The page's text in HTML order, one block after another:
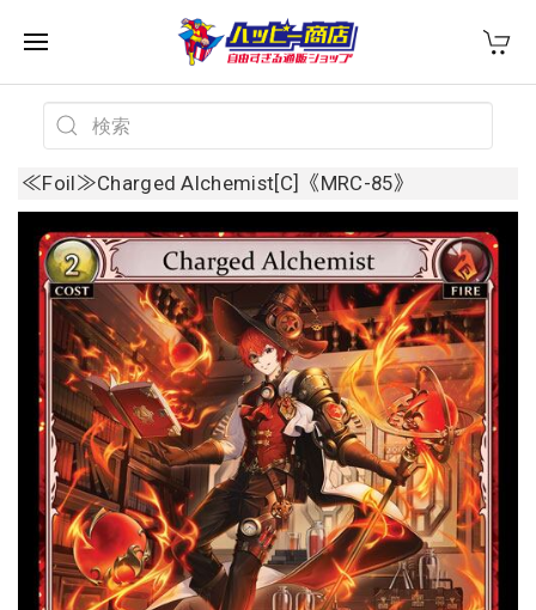
≪Foil≫Charged Alchemist[C]《MRC-85》